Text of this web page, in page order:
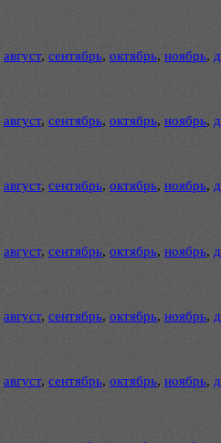
август, сентябрь, октябрь, ноябрь,
август, сентябрь, октябрь, ноябрь,
август, сентябрь, октябрь, ноябрь,
август, сентябрь, октябрь, ноябрь,
август, сентябрь, октябрь, ноябрь,
август, сентябрь, октябрь, ноябрь,